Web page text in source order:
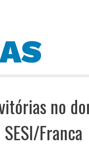
no
Franca